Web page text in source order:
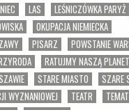
LAS
LEŚNICZÓWKA PARYŻ
OKUPACJA NIEMIECKA
PISARZ
POWSTANIE
RATUJMY NASZĄ
STARE MIASTO
SZARE
WYZNANIOWEJ
TEATR